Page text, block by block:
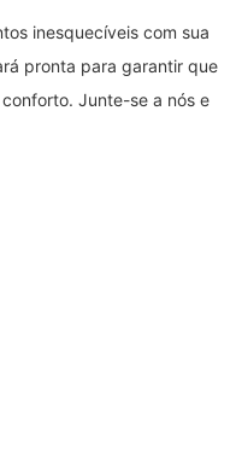
inesquecíveis com sua
pronta para garantir que
Junte-se a nós e